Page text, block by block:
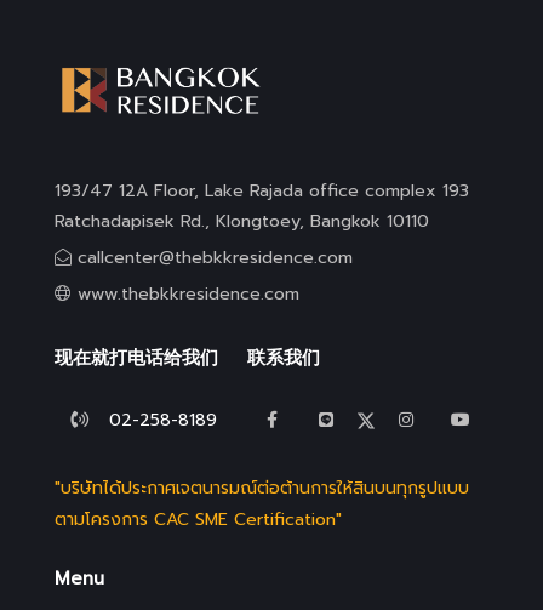
193/47 12A Floor, Lake Rajada office complex 193
Ratchadapisek Rd., Klongtoey, Bangkok 10110
callcenter@thebkkresidence.com
www.thebkkresidence.com
现在就打电话给我们
02-258-8189
联系我们
"บริษัทได้ประกาศเจตนารมณ์ต่อต้านการให้สินบนทุกรูปแบบ
ตามโครงการ CAC SME Certification"
Menu